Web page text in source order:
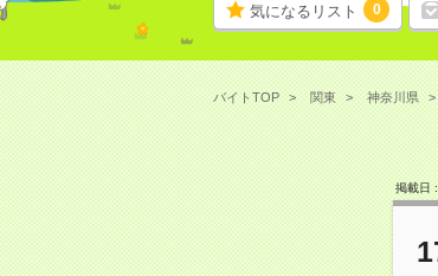
気になるリスト 0
バイトTOP 関東 神奈川県
掲載日 :